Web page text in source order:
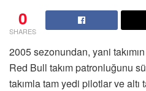
0
SHARES
2005 sezonundan, yani
Red Bull takım patronluğunu
takımla tam yedi pilotlar ve